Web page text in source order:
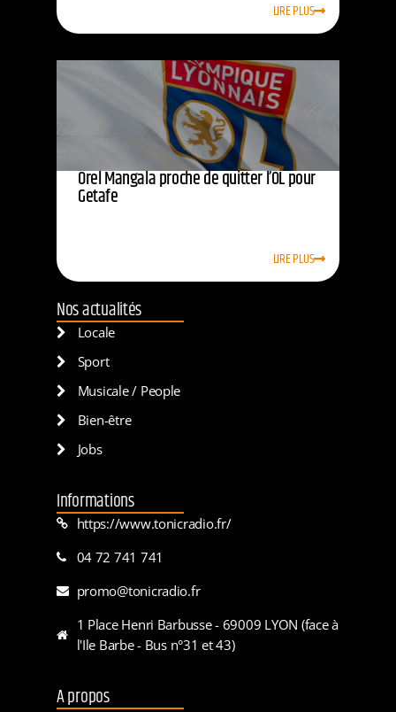
LIRE PLUS
Orel Mangala proche de quitter l’OL pour
Getafe
LIRE PLUS
Nos actualités
Locale
Sport
Musicale / People
Bien-être
Jobs
Informations
https://www.tonicradio.fr/
04 72 741 741
promo@tonicradio.fr
1 Place Henri Barbusse - 69009 LYON (face à
l'Ile Barbe - Bus n°31 et 43)
A propos